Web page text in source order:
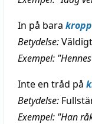
In på bara kropp
Betydelse:
Exempel:
Inte en tråd på
Betydelse:
Exempel: "Han